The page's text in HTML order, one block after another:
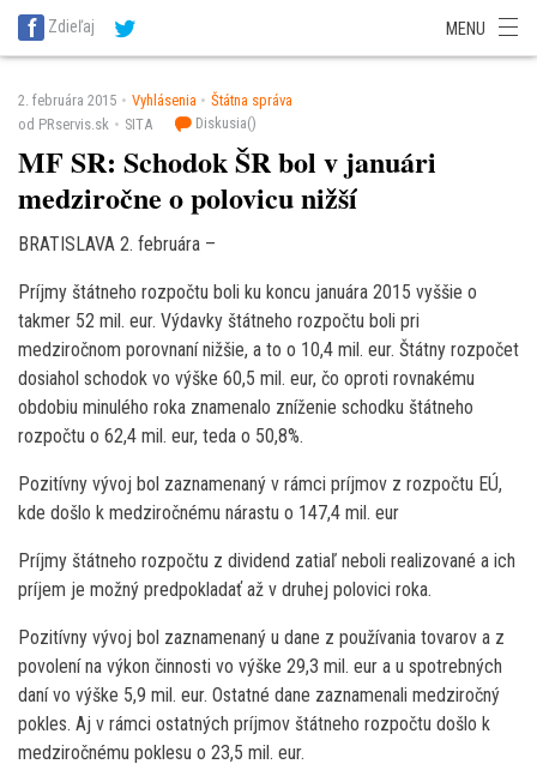
SITA Energetika
SITA Potravinárstvo
Zdieľaj MENU
2. februára 2015 Vyhlásenia
Štátna správa
od PRservis.sk
SITA Diskusia()
MF SR: Schodok ŠR bol v januári
medziročne o polovicu nižší
BRATISLAVA 2. februára –
Príjmy štátneho rozpočtu boli ku koncu januára 2015 vyššie o
takmer 52 mil. eur. Výdavky štátneho rozpočtu boli pri
medziročnom porovnaní nižšie, a to o 10,4 mil. eur. Štátny rozpočet
dosiahol schodok vo výške 60,5 mil. eur, čo oproti rovnakému
obdobiu minulého roka znamenalo zníženie schodku štátneho
rozpočtu o 62,4 mil. eur, teda o 50,8%.
Pozitívny vývoj bol zaznamenaný v rámci príjmov z rozpočtu EÚ,
kde došlo k medziročnému nárastu o 147,4 mil. eur
Príjmy štátneho rozpočtu z dividend zatiaľ neboli realizované a ich
príjem je možný predpokladať až v druhej polovici roka.
Pozitívny vývoj bol zaznamenaný u dane z používania tovarov a z
povolení na výkon činnosti vo výške 29,3 mil. eur a u spotrebných
daní vo výške 5,9 mil. eur. Ostatné dane zaznamenali medziročný
pokles. Aj v rámci ostatných príjmov štátneho rozpočtu došlo k
medziročnému poklesu o 23,5 mil. eur.